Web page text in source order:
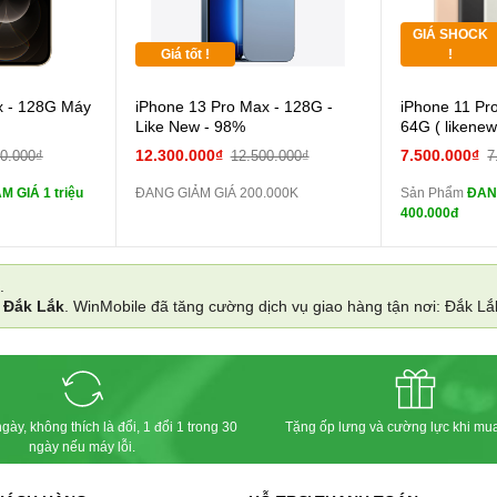
lực 10D full
iPhone 6S
iPhone X
phòng và
- 128G Máy
GIÁ 1 triệu
Giá tốt !
iPhone 13 Pro Max - 128G -
Like New - 98%
12.300.000₫ 12.500.000₫
ĐANG GIẢM GIÁ 200.000K
GIÁ SHOCK
!
màn
iPhone 11
64G (
7.500.000₫
Sản Phẩm
400.000đ
Đắk Lắk . WinMobile đã tăng cường dịch vụ giao hàng tận nơi: Đắk
không thích là đổi, 1 đổi 1 trong 30
ngày nếu máy lỗi.
Tặng ốp lưng và cường lực khi